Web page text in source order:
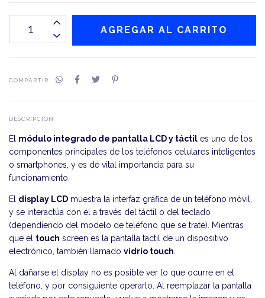
COMPARTIR
DESCRIPCIÓN
El módulo integrado de pantalla LCD y táctil es uno de los
componentes principales de los teléfonos celulares inteligentes
o smartphones, y es de vital importancia para su
funcionamiento.
El display LCD muestra la interfaz gráfica de un teléfono móvil,
y se interactúa con él a través del táctil o del teclado
(dependiendo del modelo de teléfono que se trate). Mientras
que el touch screen es la pantalla táctil de un dispositivo
electrónico, también llamado vidrio touch
Al dañarse el display no es posible ver lo que ocurre en el
teléfono, y por consiguiente operarlo. Al reemplazar la pantalla